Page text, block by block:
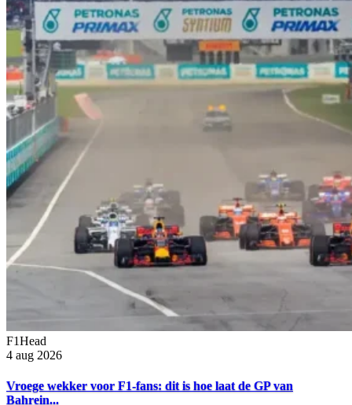
F1Head
4 aug 2026
Vroege wekker voor F1-fans: dit is hoe laat de GP van
Bahrein...